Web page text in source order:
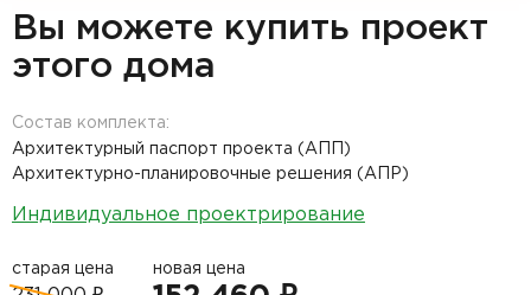
Вы можете купить проект
этого дома
Состав комплекта:
Архитектурный паспорт проекта (АПП)
Архитектурно-планировочные решения (АПР)
Индивидуальное проектрирование
старая цена новая цена